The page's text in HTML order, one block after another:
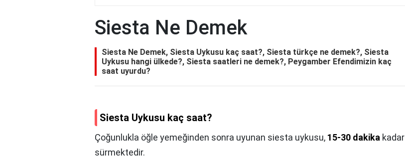
Siesta Ne Demek
Siesta Ne Demek, Siesta Uykusu kaç saat?, Siesta türkçe ne demek?, Siesta
Uykusu hangi ülkede?, Siesta saatleri ne demek?, Peygamber Efendimizin kaç
saat uyurdu?
Siesta Uykusu kaç saat?
Çoğunlukla öğle yemeğinden sonra uyunan siesta uykusu, 15-30 dakika kadar
sürmektedir.